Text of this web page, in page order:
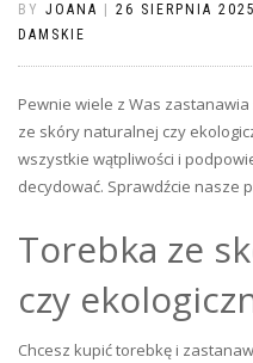
BY JOANA 26 SIERPNIA 2025
DAMSKIE
Pewnie wiele z Was
ze skóry naturalnej czy
wszystkie wątpliwości i
decydować. Sprawdźcie nasze
Torebka ze
czy
Chcesz kupić torebkę i